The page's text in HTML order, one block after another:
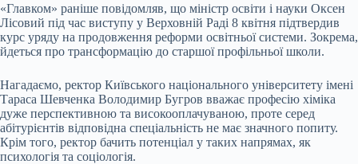
«Главком» раніше повідомляв, що міністр освіти і науки Оксен
Лісовий під час виступу у Верховній Раді 8 квітня підтвердив
курс уряду на продовження реформи освітньої системи. Зокрема,
йдеться про трансформацію до старшої профільньої школи.
Нагадаємо, ректор Київського національного університету імені
Тараса Шевченка Володимир Бугров вважає професію хіміка
дуже перспективною та високооплачуваною, проте серед
абітурієнтів відповідна спеціальність не має значного попиту.
Крім того, ректор бачить потенціал у таких напрямах, як
психологія та соціологія.